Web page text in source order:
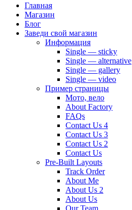
Главная
Магазин
Блог
Заведи свой магазин
Информация
Single — sticky
Single — alternative
Single — gallery
Single — video
Пример страницы
Мото, вело
About Factory
FAQs
Contact Us 4
Contact Us 3
Contact Us 2
Contact Us
Pre-Built Layouts
Track Order
About Me
About Us 2
About Us
Our Team